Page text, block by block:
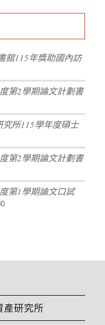
館115年獎助國內訪
第2學期論文計劃書
所115學年度碩士
第2學期論文計劃書
第1學期論文口試
產研究所